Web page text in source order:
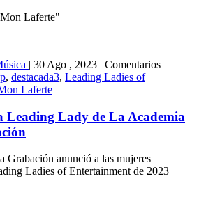
Laferte"
| 30 Ago , 2023 | Comentarios
, destacada3, Leading Ladies of
Laferte
Leading Lady de La Academia
Grabación anunció a las mujeres
Ladies of Entertainment de 2023